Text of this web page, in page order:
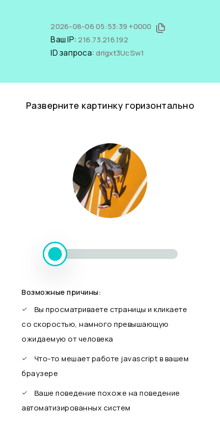
2026-08-06 05:53:39 +0000
Ваш IP:216.73.216.192
ID запроса:drIgxt3UcSw1
Разверните картинку горизонтально
Возможные причины:
Вы просматриваете страницы и кликаете
со скоростью, намного превышающую
ожидаемую от человека
Что-то мешает работе javascript в вашем
браузере
Ваше поведение похоже на поведение
автоматизированных систем